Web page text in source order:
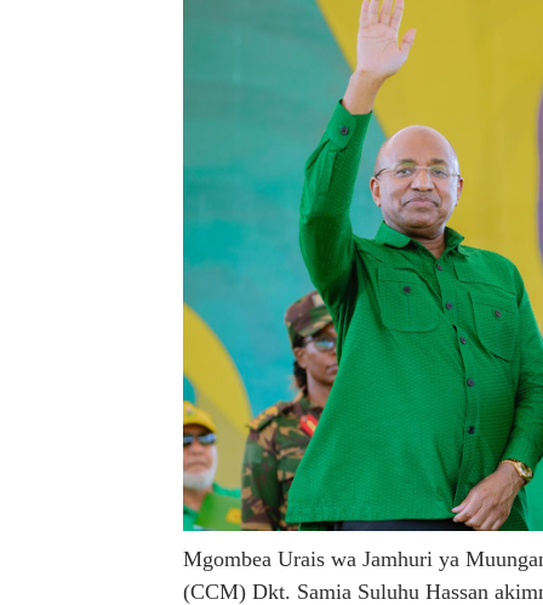
TARURA YATAJWA KUWA
Mkurugenzi Green Acres
MWANRI APOKELEWA
UKAGUZI WA MIGODI
MHE. CHANDE
NAIBU WAZIRI CHANDE
TBS YAHIMIZA
WMA YAWAFUNDISHA
TBS YAWAHIMIZA
NAIBU KATIBU MKUU
DKT. MSONDE: TBA NI
Mgombea Urais wa Jamhuri ya
(CCM) Dkt. Samia Suluhu Hassan